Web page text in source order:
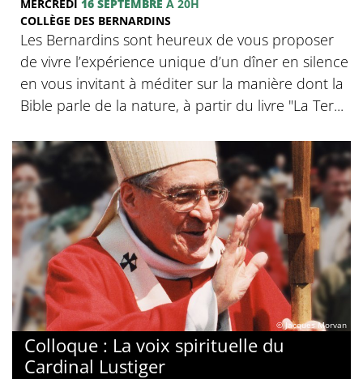
MERCREDI 16 SEPTEMBRE À 20H
COLLÈGE DES BERNARDINS
Les Bernardins sont heureux de vous proposer
de vivre l’expérience unique d’un dîner en silence
en vous invitant à méditer sur la manière dont la
Bible parle de la nature, à partir du livre "La Ter...
© Jacques Morvan
Colloque : La voix spirituelle du
Cardinal Lustiger